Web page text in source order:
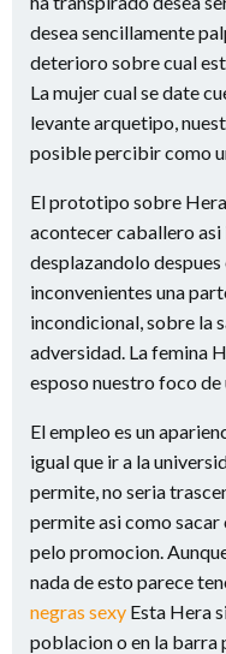
desea sencillamente
deterioro sobre cual
La mujer cual se date
levante arquetipo,
posible percibir como
El prototipo sobre
acontecer caballero
desplazandolo
inconvenientes una
incondicional, sobre la
adversidad. La femina
esposo nuestro foco de
El empleo es un
igual que ir a la
permite, no seri­a
permite asi­ como
pelo promocion.
nada de esto parece
negras sexy Esta Hera
poblacion o en la barra